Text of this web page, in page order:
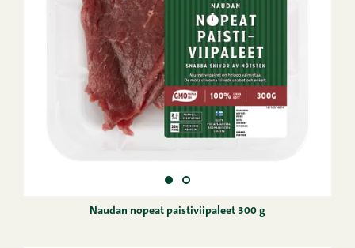
Naudan nopeat paistiviipaleet 300 g